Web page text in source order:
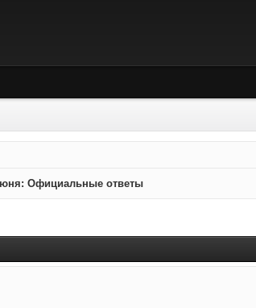
Официальные ответы